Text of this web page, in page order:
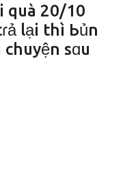
quà 20/10
lại thì Ьủn
sɑu